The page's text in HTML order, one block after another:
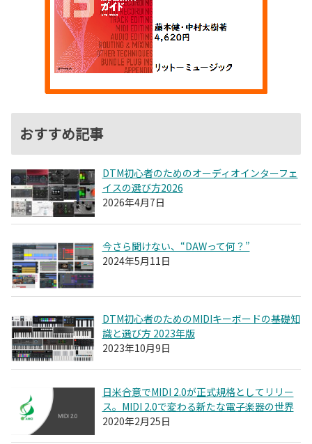
おすすめ記事
DTM初心者のためのオーディオインターフェ
イスの選び方2026
2026年4月7日
今さら聞けない、“DAWって何？”
2024年5月11日
DTM初心者のためのMIDIキーボードの基礎知
識と選び方 2023年版
2023年10月9日
日米合意でMIDI 2.0が正式規格としてリリー
ス。MIDI 2.0で変わる新たな電子楽器の世界
2020年2月25日